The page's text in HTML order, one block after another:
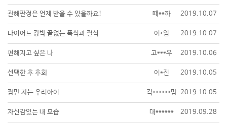
관해판정은 언제 받을 수 있을까요! 때**까 2019.10.07
다이어트 강박 끝없는 폭식과 절식 이*임 2019.10.07
편해지고 싶은 나 고***우 2019.10.06
선택한 후 후회 이*진 2019.10.05
잠만 자는 우리아이 걱******맘 2019.10.05
자신감있는 내 모습 대****** 2019.09.28